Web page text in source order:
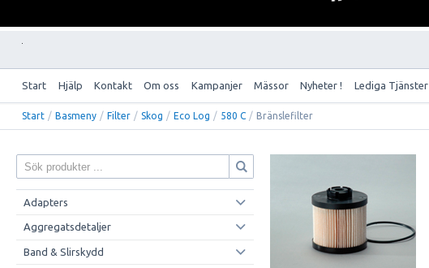
Start Hjälp Kontakt Om oss Kampanjer Mässor Nyheter ! Lediga Tjänster
Start / Basmeny / Filter / Skog / Eco Log / 580 C / Bränslefilter
Adapters
Aggregatsdetaljer
Band & Slirskydd